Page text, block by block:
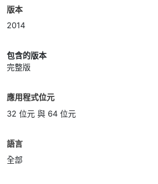
版本
2014
包含的版本
完整版
應用程式位元
32 位元 與 64 位元
語言
全部